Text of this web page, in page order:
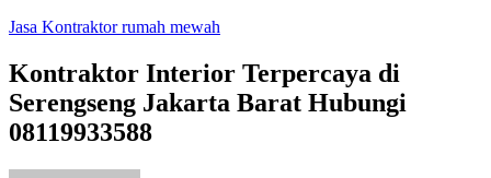
Jasa Kontraktor rumah mewah
Kontraktor Interior Terpercaya di
Serengseng Jakarta Barat Hubungi
08119933588